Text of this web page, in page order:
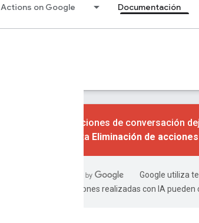
Actions on Google Documentación
Las acciones de conversación
consulta Eliminación de
Google utiliza
traducciones realizadas con IA pueden